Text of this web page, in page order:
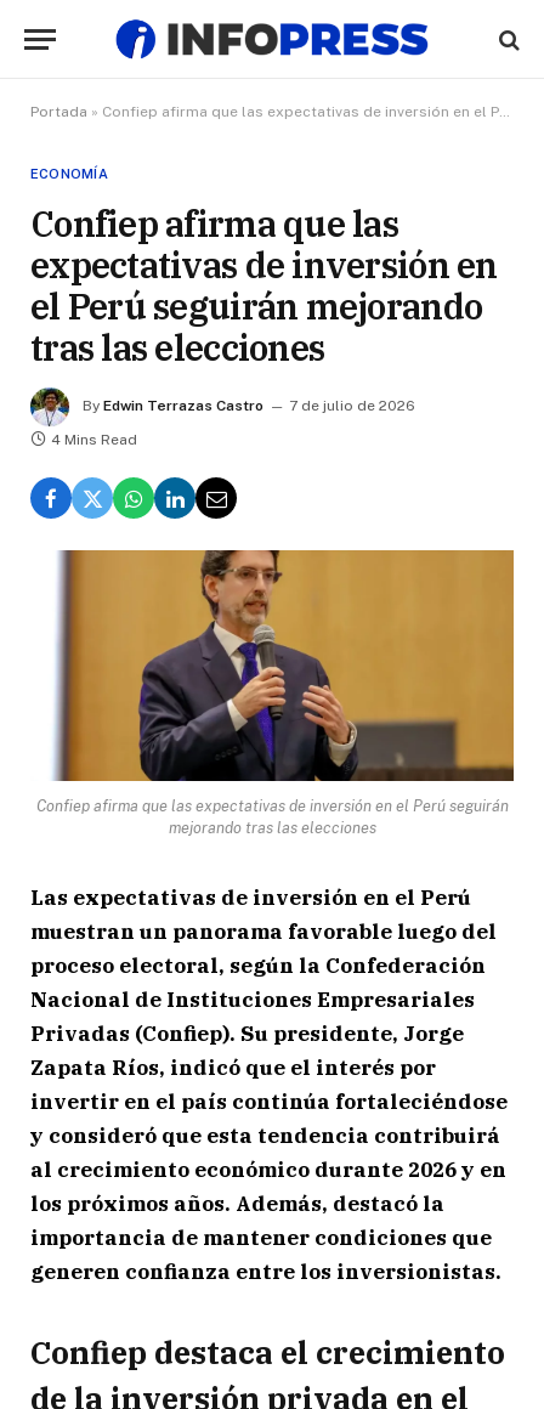
Portada » Confiep afirma que las expectativas de inversión en el Perú seguirán mejorando tras las elecciones
ECONOMÍA
Confiep afirma que las
expectativas de inversión en
el Perú seguirán mejorando
tras las elecciones
By Edwin Terrazas Castro
7 de julio de 2026
4 Mins Read
Confiep afirma que las expectativas de inversión en el Perú seguirán
mejorando tras las elecciones
Las expectativas de inversión en el Perú
muestran un panorama favorable luego del
proceso electoral, según la Confederación
Nacional de Instituciones Empresariales
Privadas (Confiep). Su presidente, Jorge
Zapata Ríos, indicó que el interés por
invertir en el país continúa fortaleciéndose
y consideró que esta tendencia contribuirá
al crecimiento económico durante 2026 y en
los próximos años. Además, destacó la
importancia de mantener condiciones que
generen confianza entre los inversionistas.
Confiep destaca el crecimiento
de la inversión privada en el